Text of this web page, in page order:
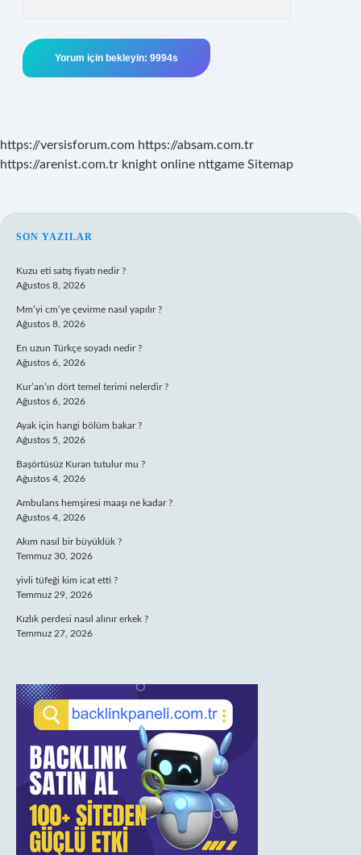
https://versisforum.com https://absam.com.tr
https://arenist.com.tr knight online nttgame Sitemap
SIDEBAR
SON YAZILAR
Kuzu eti satış fiyatı nedir ?
Ağustos 8, 2026
Mm’yi cm’ye çevirme nasıl yapılır ?
Ağustos 8, 2026
En uzun Türkçe soyadı nedir ?
Ağustos 6, 2026
Kur’an’ın dört temel terimi nelerdir ?
Ağustos 6, 2026
Ayak için hangi bölüm bakar ?
Ağustos 5, 2026
Başörtüsüz Kuran tutulur mu ?
Ağustos 4, 2026
Ambulans hemşiresi maaşı ne kadar ?
Ağustos 4, 2026
Akım nasıl bir büyüklük ?
Temmuz 30, 2026
yivli tüfeği kim icat etti ?
Temmuz 29, 2026
Kızlık perdesi nasıl alınır erkek ?
Temmuz 27, 2026